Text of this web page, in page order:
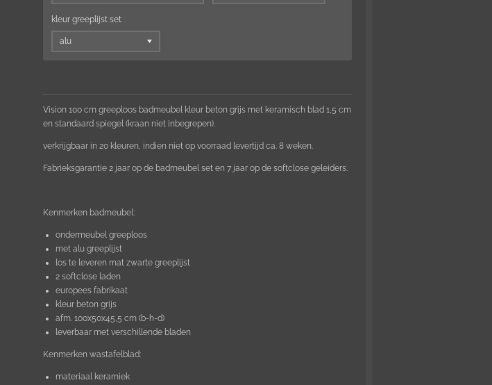
kleur greeplijst set
Vision 100 cm greeploos badmeubel kleur beton grijs met keramisch blad 1,5 cm
en standaard spiegel (kraan niet inbegrepen).
verkrijgbaar in 20 kleuren, indien niet op voorraad levertijd ca. 8 weken.
Fabrieksgarantie 2 jaar op de badmeubel set en 7 jaar op de softclose geleiders.
Kenmerken badmeubel:
ondermeubel greeploos
met alu greeplijst
los te leveren mat zwarte greeplijst
2 softclose laden
europees fabrikaat
kleur beton grijs
afm. 100x50x45,5 cm (b-h-d)
leverbaar met verschillende bladen
Kenmerken wastafelblad:
materiaal keramiek